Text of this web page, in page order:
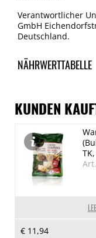
Verantwortlicher
GmbH
Deutschland.
NÄHRWERTTABELLE
je 100g
Brennwert
946 kJ/226 kcal
Fett
4.1 g
davon
37 g
KUNDEN
€ 11,94